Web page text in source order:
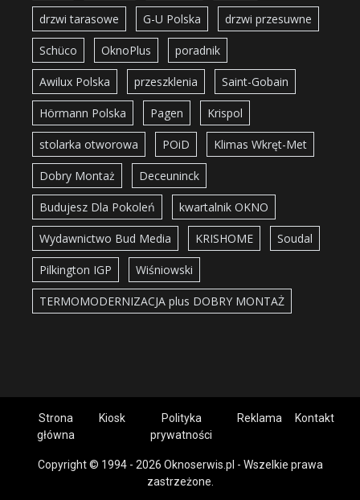
drzwi tarasowe G-U Polska drzwi przesuwne
Schüco OknoPlus poradnik
Awilux Polska przeszklenia Saint-Gobain
Hörmann Polska Pagen Krispol
stolarka otworowa POiD Klimas Wkręt-Met
Dobry Montaż Deceuninck
Budujesz Dla Pokoleń kwartalnik OKNO
Wydawnictwo Bud Media KRISHOME Soudal
Pilkington IGP Wiśniowski
TERMOMODERNIZACJA plus DOBRY MONTAŻ
Strona
główna
Kiosk
Polityka
prywatności
Reklama Kontakt
Copyright © 1994 - 2026 Oknoserwis.pl - Wszelkie prawa
zastrzeżone.